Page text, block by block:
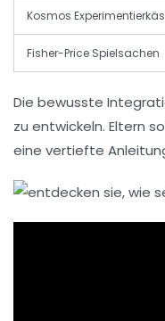
Kosmos
Fisher-Price Spielsachen
Die bewusste
zu entwickeln. Eltern
eine vertiefte